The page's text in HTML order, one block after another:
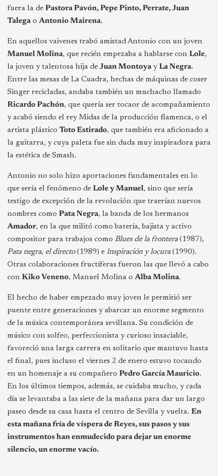
fuera la de Pastora Pavón, Pepe Pinto, Perrate, Juan
Talega o Antonio Mairena.
En aquellos vaivenes trabó amistad Antonio con un joven
Manuel Molina, que recién empezaba a hablarse con Lole,
la joven y talentosa hija de Juan Montoya yLa Negra.
Entre las mesas de La Cuadra, hechas de máquinas de coser
Singer recicladas, andaba también un muchacho llamado
Ricardo Pachón, que quería ser tocaor de acompañamiento
y acabó siendo el rey Midas de la producción flamenca, o el
artista plástico Toto Estirado, que también era aficionado a
la guitarra, y cuya paleta fue sin duda muy inspiradora para
la estética de Smash.
Antonio no solo hizo aportaciones fundamentales en lo
que sería el fenómeno de Lole y Manuel, sino que sería
testigo de excepción de la revolución que traerían nuevos
nombres como Pata Negra, la banda de los hermanos
Amador, en la que militó como batería, bajista y activo
compositor para trabajos como Blues de la frontera(1987),
Pata negra, el directo(1989) e Inspiración y locura(1990).
Otras colaboraciones fructíferas fueron las que llevó a cabo
con Kiko Veneno, Manuel Molina o Alba Molina.
El hecho de haber empezado muy joven le permitió ser
puente entre generaciones y abarcar un enorme segmento
de la música contemporánea sevillana. Su condición de
músico con solfeo, perfeccionista y curioso insaciable,
favoreció una larga carrera en solitario que mantuvo hasta
el final, pues incluso el viernes 2 de enero estuvo tocando
en un homenaje a su compañero Pedro García Mauricio.
En los últimos tiempos, además, se cuidaba mucho, y cada
día se levantaba a las siete de la mañana para dar un largo
paseo desde su casa hasta el centro de Sevilla y vuelta. En
esta mañana fría de víspera de Reyes, sus pasos y sus
instrumentos han enmudecido para dejar un enorme
silencio, un enorme vacío.